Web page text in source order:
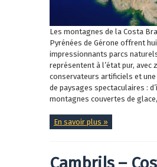
Les montagnes de la Costa
Pyrénées de Gérone offrent
impressionnants parcs
représentent à l’état pur, avec
conservateurs artificiels et
de paysages spectaculaires :
montagnes couvertes de glace,
En savoir plus »
Cambrils –